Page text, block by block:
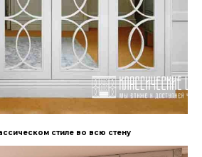
стиле во всю стену